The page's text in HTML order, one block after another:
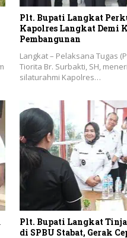
Plt. Bupati Langkat
Kapolres Langkat Demi
Pembangunan
Langkat – Pelaksana Tugas
Tiorita Br. Surbakti, SH,
silaturahmi Kapolres…
Plt. Bupati Langkat
di SPBU Stabat, Gerak